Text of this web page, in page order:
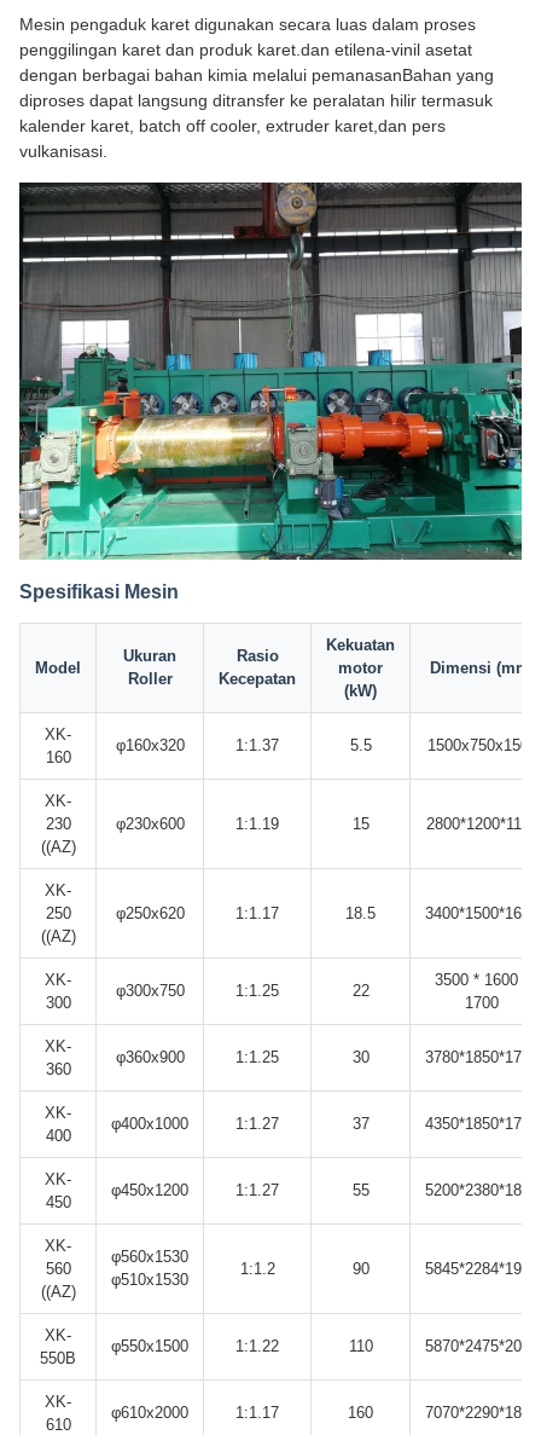
Mesin pengaduk karet digunakan secara luas dalam proses
penggilingan karet dan produk karet.dan etilena-vinil asetat
dengan berbagai bahan kimia melalui pemanasanBahan yang
diproses dapat langsung ditransfer ke peralatan hilir termasuk
kalender karet, batch off cooler, extruder karet,dan pers
vulkanisasi.
Spesifikasi Mesin
Model
Ukuran
Roller
Rasio
Kecepatan
Kekuatan
motor
(kW)
Dimensi (mm)
XK-
160
φ160x320 1:1.37 5.5 1500x750x1500
XK-
230
((AZ)
φ230x600 1:1.19 15 2800*1200*1120
XK-
250
((AZ)
φ250x620 1:1.17 18.5 3400*1500*1650
XK-
300
φ300x750 1:1.25 22
3500 * 1600 *
1700
XK-
360
φ360x900 1:1.25 30 3780*1850*1750
XK-
400
φ400x1000 1:1.27 37 4350*1850*1785
XK-
450
φ450x1200 1:1.27 55 5200*2380*1840
XK-
560
((AZ)
φ560x1530
φ510x1530
1:1.2 90 5845*2284*1978
XK-
550B
φ550x1500 1:1.22 110 5870*2475*2045
XK-
610
φ610x2000 1:1.17 160 7070*2290*1840